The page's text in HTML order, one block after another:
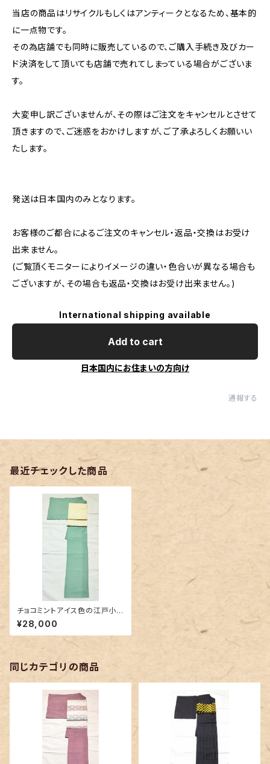
当店の商品はリサイクルもしくはアンティークとなるため、基本的
に一点物です。
その為店舗でも同時に販売しているので、ご購入手続き及びカー
ド決済をして頂いても店舗で売れてしまっている場合がございま
す。
大変申し訳ございませんが、その際はご注文をキャンセルとさせて
頂きますので、ご迷惑をおかけしますが、ご了承よろしくお願いい
たします。
発送は日本国内のみとなります。
お客様のご都合によるご注文のキャンセル・返品・交換はお受け
出来ません。
(ご覧頂くモニターによりイメージの違い・色合いが異なる場合も
ございますが、その場合も返品・交換はお受け出来ません。)
International shipping available
Add to cart
日本国内にお住まいの方向け
通報する
最近チェックした商品
チョコミントアイス色の江戸小
紋 鮫小紋
¥28,000
同じカテゴリの商品